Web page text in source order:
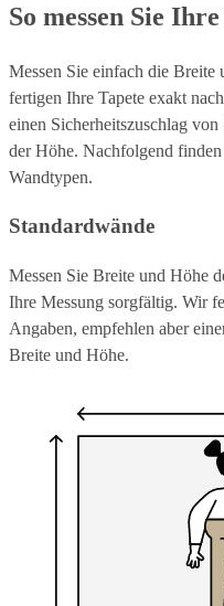
So messen Sie
Messen Sie einfach die Breite
fertigen Ihre Tapete exakt
einen Sicherheitszuschlag
der Höhe. Nachfolgend
Wandtypen.
Standardwände
Messen Sie Breite und Höhe
Ihre Messung sorgfältig. Wir
Angaben, empfehlen aber
Breite und Höhe.